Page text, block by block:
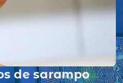
de sarampo